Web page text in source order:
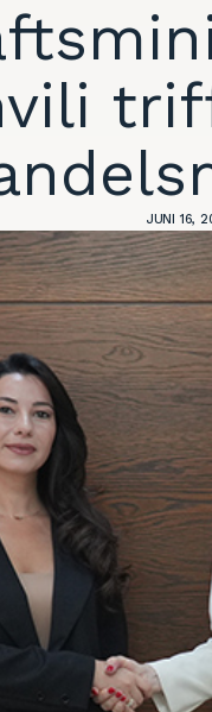
JUNI 16,